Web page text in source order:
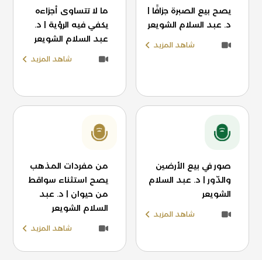
يصح بيع الصبرة جزافًا |
د. عبد السلام الشويعر
شاهد المزيد
ما لا تتساوى أجزاءه
يكفي فيه الرؤية | د.
عبد السلام الشويعر
شاهد المزيد
صور في بيع الأرضين
والدّور | د. عبد السلام
الشويعر
شاهد المزيد
من مفردات المذهب
يصح استثناء سواقط
من حيوان | د. عبد
السلام الشويعر
شاهد المزيد